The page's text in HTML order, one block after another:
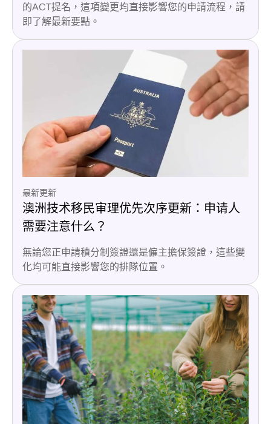
的ACT提名，這項變更均直接影響您的申請流程，請
即了解最新要點。
最新更新
澳洲技术移民审理优先次序更新：申请人
需要注意什么？
無論您正申請積分制簽證還是僱主擔保簽證，這些變
化均可能直接影響您的排隊位置。